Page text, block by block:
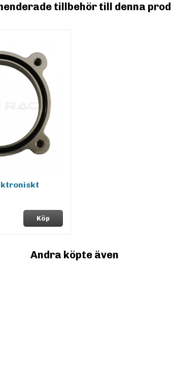
tillbehör till denna
Köp
Andra köpte även